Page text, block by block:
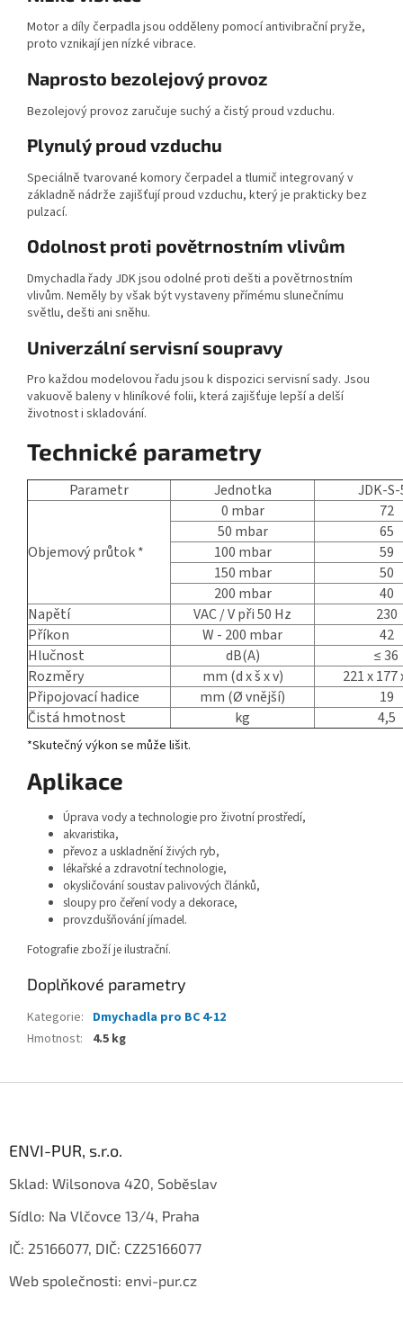
Motor a díly čerpadla jsou odděleny pomocí antivibrační pryže,
proto vznikají jen nízké vibrace.
Naprosto bezolejový provoz
Bezolejový provoz zaručuje suchý a čistý proud vzduchu.
Plynulý proud vzduchu
Speciálně tvarované komory čerpadel a tlumič integrovaný v
základně nádrže zajišťují proud vzduchu, který je prakticky bez
pulzací.
Odolnost proti povětrnostním vlivům
Dmychadla řady JDK jsou odolné proti dešti a povětrnostním
vlivům. Neměly by však být vystaveny přímému slunečnímu
světlu, dešti ani sněhu.
Univerzální servisní soupravy
Pro každou modelovou řadu jsou k dispozici servisní sady. Jsou
vakuově baleny v hliníkové folii, která zajišťuje lepší a delší
životnost i skladování.
Technické parametry
Parametr Jednotka JDK-
Objemový průtok *
0 mbar
72
50 mbar
65
100 mbar
59
150 mbar
50
200 mbar
40
Napětí
VAC / V při 50 Hz
230
Příkon
W - 200 mbar
42
Hlučnost
dB(A)
≤ 36
Rozměry
mm (d x š x v)
221 x 177
Připojovací hadice
mm (Ø vnější)
19
Čistá hmotnost
kg 4,5
*Skutečný výkon se může lišit.
Aplikace
Úprava vody a technologie pro životní prostředí,
akvaristika,
převoz a uskladnění živých ryb,
lékařské a zdravotní technologie,
okysličování soustav palivových článků,
sloupy pro čeření vody a dekorace,
provzdušňování jímadel.
Fotografie zboží je ilustrační.
Doplňkové parametry
Kategorie: Dmychadla pro BC 4-12
Hmotnost: 4.5 kg
ENVI-PUR, s.r.o.
Sklad: Wilsonova 420, Soběslav
Sídlo: Na Vlčovce 13/4, Praha
IČ: 25166077, DIČ: CZ25166077
Web společnosti: envi-pur.cz